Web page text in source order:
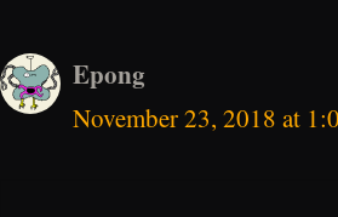
Epong
November 23, 2018 at